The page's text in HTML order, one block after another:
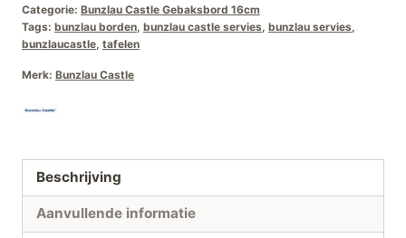
Categorie: Bunzlau Castle Gebaksbord 16cm
Tags: bunzlau borden, bunzlau castle servies, bunzlau servies,
bunzlaucastle, tafelen
Merk: Bunzlau Castle
Beschrijving
Aanvullende informatie